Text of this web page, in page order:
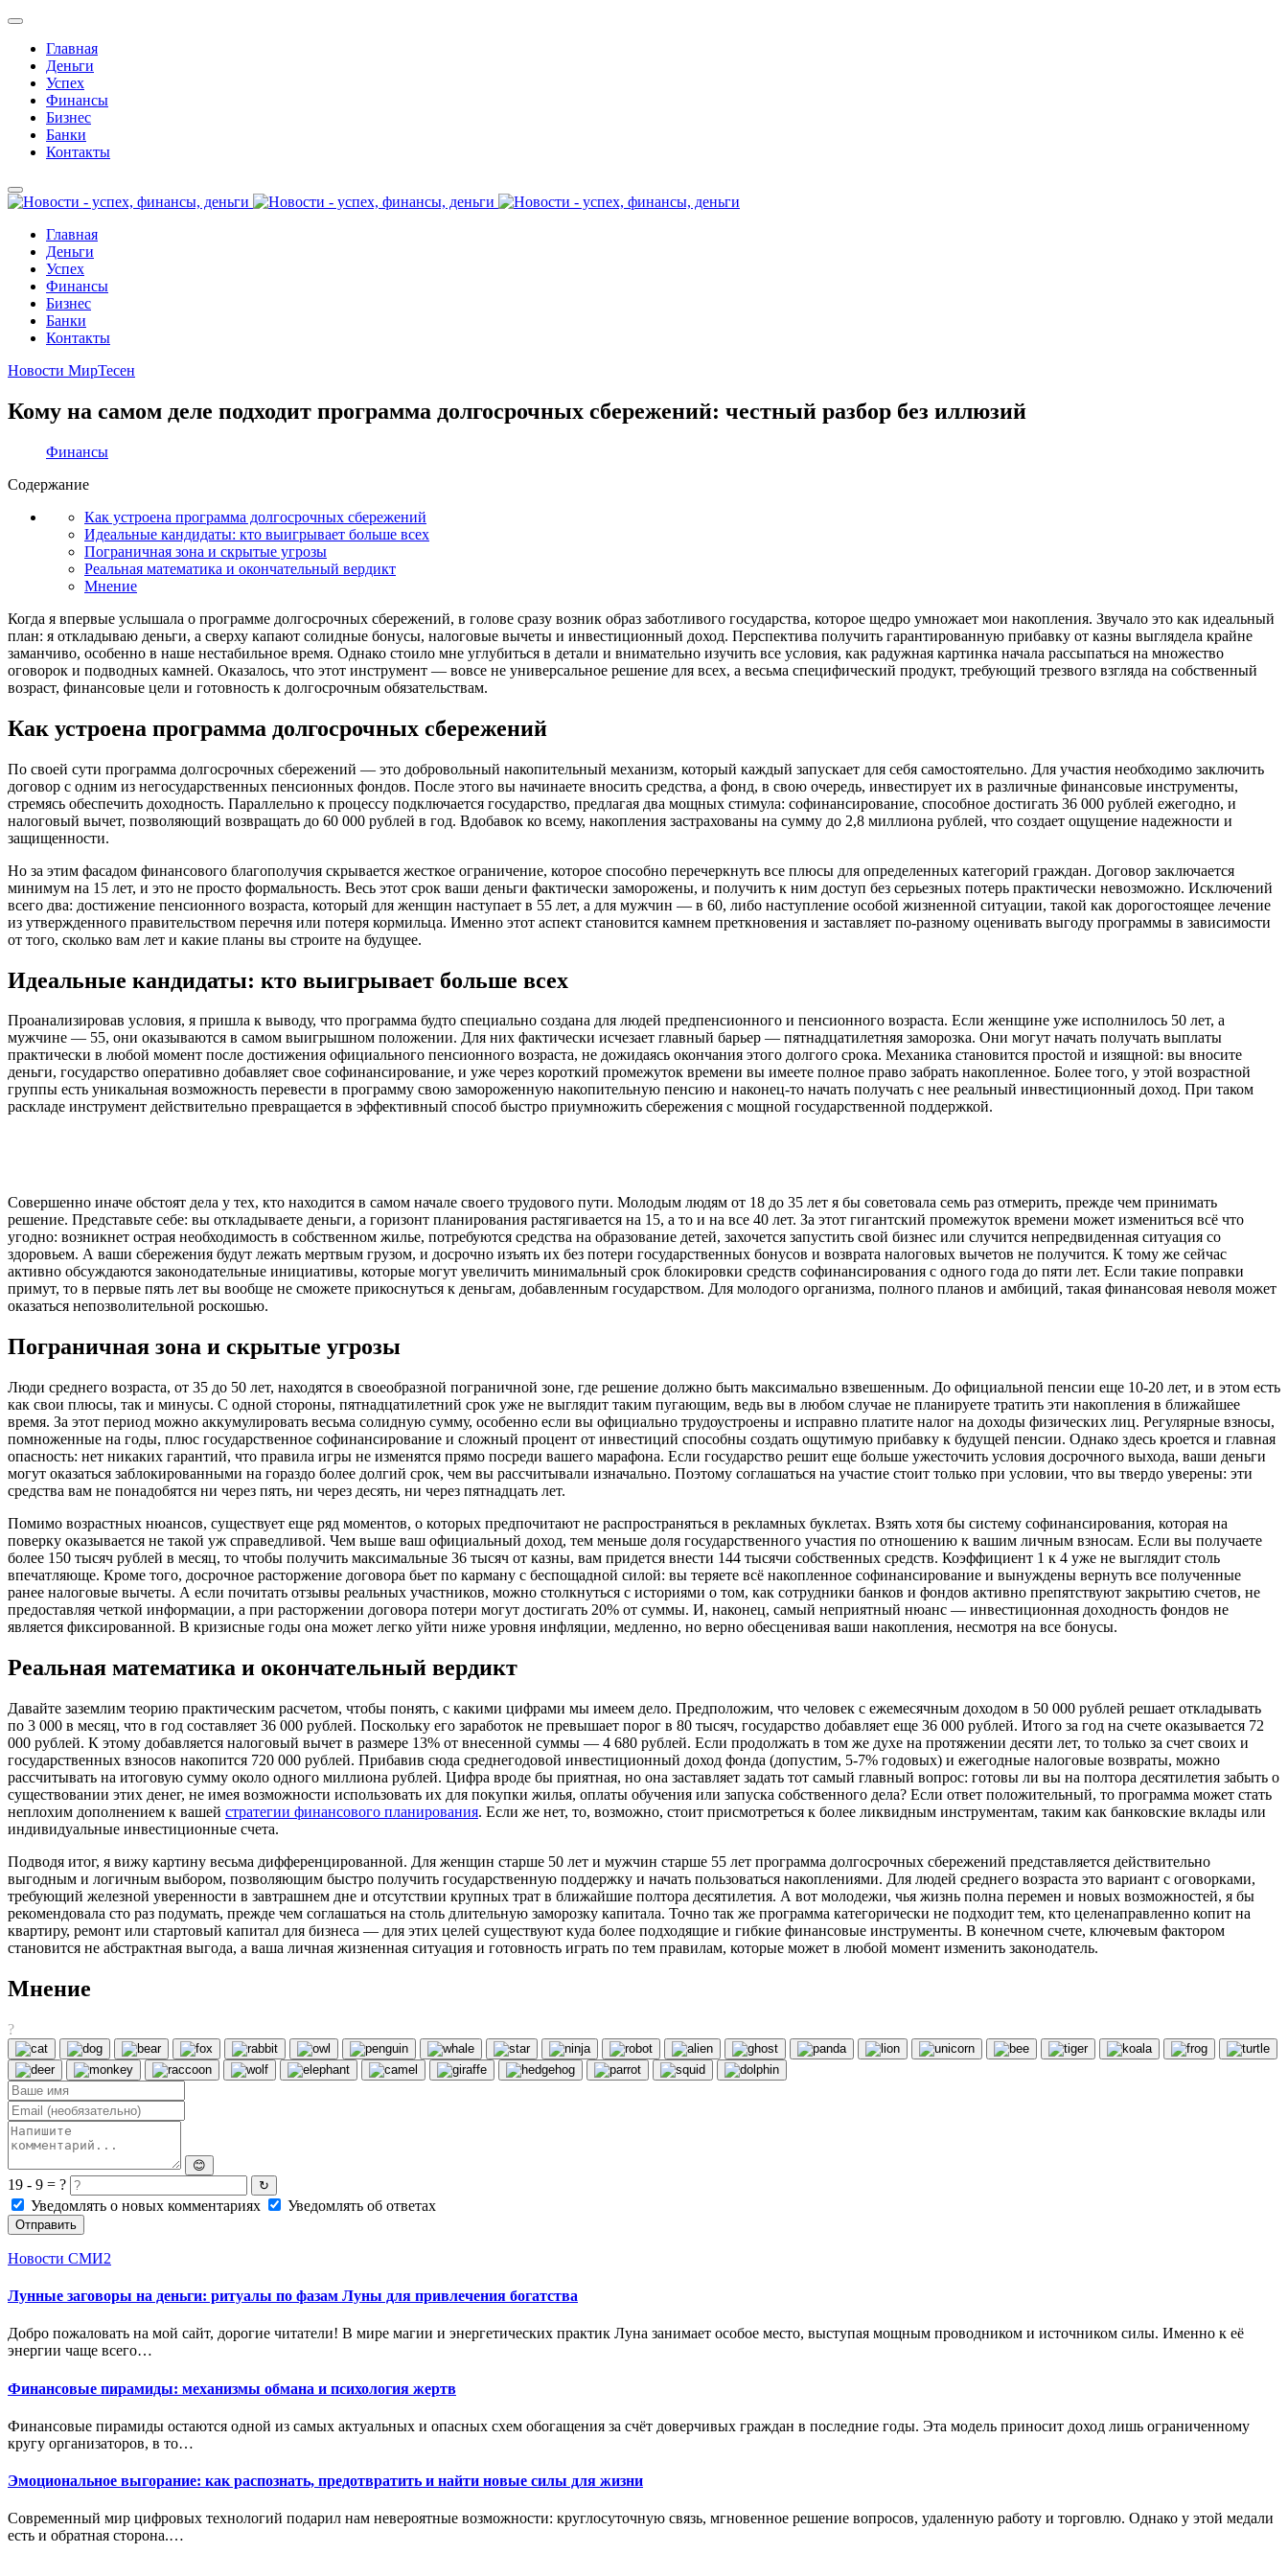
Главная
Деньги
Успех
Финансы
Бизнес
Банки
Контакты
Главная
Деньги
Успех
Финансы
Бизнес
Банки
Контакты
Новости МирТесен
Кому на самом деле подходит программа долгосрочных сбережений: честный разбор без иллюзий
Финансы
Содержание
Как устроена программа долгосрочных сбережений
Идеальные кандидаты: кто выигрывает больше всех
Пограничная зона и скрытые угрозы
Реальная математика и окончательный вердикт
Мнение
Когда я впервые услышала о программе долгосрочных сбережений, в голове сразу возник образ заботливого государства, которое щедро умножает мои накопления. Звучало это как идеальный
план: я откладываю деньги, а сверху капают солидные бонусы, налоговые вычеты и инвестиционный доход. Перспектива получить гарантированную прибавку от казны выглядела крайне
заманчиво, особенно в наше нестабильное время. Однако стоило мне углубиться в детали и внимательно изучить все условия, как радужная картинка начала рассыпаться на множество
оговорок и подводных камней. Оказалось, что этот инструмент — вовсе не универсальное решение для всех, а весьма специфический продукт, требующий трезвого взгляда на собственный
возраст, финансовые цели и готовность к долгосрочным обязательствам.
Как устроена программа долгосрочных сбережений
По своей сути программа долгосрочных сбережений — это добровольный накопительный механизм, который каждый запускает для себя самостоятельно. Для участия необходимо заключить
договор с одним из негосударственных пенсионных фондов. После этого вы начинаете вносить средства, а фонд, в свою очередь, инвестирует их в различные финансовые инструменты,
стремясь обеспечить доходность. Параллельно к процессу подключается государство, предлагая два мощных стимула: софинансирование, способное достигать 36 000 рублей ежегодно, и
налоговый вычет, позволяющий возвращать до 60 000 рублей в год. Вдобавок ко всему, накопления застрахованы на сумму до 2,8 миллиона рублей, что создает ощущение надежности и
защищенности.
Но за этим фасадом финансового благополучия скрывается жесткое ограничение, которое способно перечеркнуть все плюсы для определенных категорий граждан. Договор заключается
минимум на 15 лет, и это не просто формальность. Весь этот срок ваши деньги фактически заморожены, и получить к ним доступ без серьезных потерь практически невозможно. Исключений
всего два: достижение пенсионного возраста, который для женщин наступает в 55 лет, а для мужчин — в 60, либо наступление особой жизненной ситуации, такой как дорогостоящее лечение
из утвержденного правительством перечня или потеря кормильца. Именно этот аспект становится камнем преткновения и заставляет по-разному оценивать выгоду программы в зависимости
от того, сколько вам лет и какие планы вы строите на будущее.
Идеальные кандидаты: кто выигрывает больше всех
Проанализировав условия, я пришла к выводу, что программа будто специально создана для людей предпенсионного и пенсионного возраста. Если женщине уже исполнилось 50 лет, а
мужчине — 55, они оказываются в самом выигрышном положении. Для них фактически исчезает главный барьер — пятнадцатилетняя заморозка. Они могут начать получать выплаты
практически в любой момент после достижения официального пенсионного возраста, не дожидаясь окончания этого долгого срока. Механика становится простой и изящной: вы вносите
деньги, государство оперативно добавляет свое софинансирование, и уже через короткий промежуток времени вы имеете полное право забрать накопленное. Более того, у этой возрастной
группы есть уникальная возможность перевести в программу свою замороженную накопительную пенсию и наконец-то начать получать с нее реальный инвестиционный доход. При таком
раскладе инструмент действительно превращается в эффективный способ быстро приумножить сбережения с мощной государственной поддержкой.
Совершенно иначе обстоят дела у тех, кто находится в самом начале своего трудового пути. Молодым людям от 18 до 35 лет я бы советовала семь раз отмерить, прежде чем принимать
решение. Представьте себе: вы откладываете деньги, а горизонт планирования растягивается на 15, а то и на все 40 лет. За этот гигантский промежуток времени может измениться всё что
угодно: возникнет острая необходимость в собственном жилье, потребуются средства на образование детей, захочется запустить свой бизнес или случится непредвиденная ситуация со
здоровьем. А ваши сбережения будут лежать мертвым грузом, и досрочно изъять их без потери государственных бонусов и возврата налоговых вычетов не получится. К тому же сейчас
активно обсуждаются законодательные инициативы, которые могут увеличить минимальный срок блокировки средств софинансирования с одного года до пяти лет. Если такие поправки
примут, то в первые пять лет вы вообще не сможете прикоснуться к деньгам, добавленным государством. Для молодого организма, полного планов и амбиций, такая финансовая неволя может
оказаться непозволительной роскошью.
Пограничная зона и скрытые угрозы
Люди среднего возраста, от 35 до 50 лет, находятся в своеобразной пограничной зоне, где решение должно быть максимально взвешенным. До официальной пенсии еще 10-20 лет, и в этом есть
как свои плюсы, так и минусы. С одной стороны, пятнадцатилетний срок уже не выглядит таким пугающим, ведь вы в любом случае не планируете тратить эти накопления в ближайшее
время. За этот период можно аккумулировать весьма солидную сумму, особенно если вы официально трудоустроены и исправно платите налог на доходы физических лиц. Регулярные взносы,
помноженные на годы, плюс государственное софинансирование и сложный процент от инвестиций способны создать ощутимую прибавку к будущей пенсии. Однако здесь кроется и главная
опасность: нет никаких гарантий, что правила игры не изменятся прямо посреди вашего марафона. Если государство решит еще больше ужесточить условия досрочного выхода, ваши деньги
могут оказаться заблокированными на гораздо более долгий срок, чем вы рассчитывали изначально. Поэтому соглашаться на участие стоит только при условии, что вы твердо уверены: эти
средства вам не понадобятся ни через пять, ни через десять, ни через пятнадцать лет.
Помимо возрастных нюансов, существует еще ряд моментов, о которых предпочитают не распространяться в рекламных буклетах. Взять хотя бы систему софинансирования, которая на
поверку оказывается не такой уж справедливой. Чем выше ваш официальный доход, тем меньше доля государственного участия по отношению к вашим личным взносам. Если вы получаете
более 150 тысяч рублей в месяц, то чтобы получить максимальные 36 тысяч от казны, вам придется внести 144 тысячи собственных средств. Коэффициент 1 к 4 уже не выглядит столь
впечатляюще. Кроме того, досрочное расторжение договора бьет по карману с беспощадной силой: вы теряете всё накопленное софинансирование и вынуждены вернуть все полученные
ранее налоговые вычеты. А если почитать отзывы реальных участников, можно столкнуться с историями о том, как сотрудники банков и фондов активно препятствуют закрытию счетов, не
предоставляя четкой информации, а при расторжении договора потери могут достигать 20% от суммы. И, наконец, самый неприятный нюанс — инвестиционная доходность фондов не
является фиксированной. В кризисные годы она может легко уйти ниже уровня инфляции, медленно, но верно обесценивая ваши накопления, несмотря на все бонусы.
Реальная математика и окончательный вердикт
Давайте заземлим теорию практическим расчетом, чтобы понять, с какими цифрами мы имеем дело. Предположим, что человек с ежемесячным доходом в 50 000 рублей решает откладывать
по 3 000 в месяц, что в год составляет 36 000 рублей. Поскольку его заработок не превышает порог в 80 тысяч, государство добавляет еще 36 000 рублей. Итого за год на счете оказывается 72
000 рублей. К этому добавляется налоговый вычет в размере 13% от внесенной суммы — 4 680 рублей. Если продолжать в том же духе на протяжении десяти лет, то только за счет своих и
государственных взносов накопится 720 000 рублей. Прибавив сюда среднегодовой инвестиционный доход фонда (допустим, 5-7% годовых) и ежегодные налоговые возвраты, можно
рассчитывать на итоговую сумму около одного миллиона рублей. Цифра вроде бы приятная, но она заставляет задать тот самый главный вопрос: готовы ли вы на полтора десятилетия забыть о
существовании этих денег, не имея возможности использовать их для покупки жилья, оплаты обучения или запуска собственного дела? Если ответ положительный, то программа может стать
неплохим дополнением к вашей стратегии финансового планирования. Если же нет, то, возможно, стоит присмотреться к более ликвидным инструментам, таким как банковские вклады или
индивидуальные инвестиционные счета.
Подводя итог, я вижу картину весьма дифференцированной. Для женщин старше 50 лет и мужчин старше 55 лет программа долгосрочных сбережений представляется действительно
выгодным и логичным выбором, позволяющим быстро получить государственную поддержку и начать пользоваться накоплениями. Для людей среднего возраста это вариант с оговорками,
требующий железной уверенности в завтрашнем дне и отсутствии крупных трат в ближайшие полтора десятилетия. А вот молодежи, чья жизнь полна перемен и новых возможностей, я бы
рекомендовала сто раз подумать, прежде чем соглашаться на столь длительную заморозку капитала. Точно так же программа категорически не подходит тем, кто целенаправленно копит на
квартиру, ремонт или стартовый капитал для бизнеса — для этих целей существуют куда более подходящие и гибкие финансовые инструменты. В конечном счете, ключевым фактором
становится не абстрактная выгода, а ваша личная жизненная ситуация и готовность играть по тем правилам, которые может в любой момент изменить законодатель.
Мнение
?
😊
19 - 9 = ? ↻
Уведомлять о новых комментариях Уведомлять об ответах
Отправить
Новости СМИ2
Лунные заговоры на деньги: ритуалы по фазам Луны для привлечения богатства
Добро пожаловать на мой сайт, дорогие читатели! В мире магии и энергетических практик Луна занимает особое место, выступая мощным проводником и источником силы. Именно к её
энергии чаще всего…
Финансовые пирамиды: механизмы обмана и психология жертв
Финансовые пирамиды остаются одной из самых актуальных и опасных схем обогащения за счёт доверчивых граждан в последние годы. Эта модель приносит доход лишь ограниченному
кругу организаторов, в то…
Эмоциональное выгорание: как распознать, предотвратить и найти новые силы для жизни
Современный мир цифровых технологий подарил нам невероятные возможности: круглосуточную связь, мгновенное решение вопросов, удаленную работу и торговлю. Однако у этой медали
есть и обратная сторона.…